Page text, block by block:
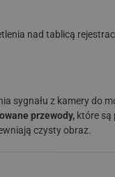
nad tablicą
sygnału z kamery do
przewody,które są
czysty obraz.